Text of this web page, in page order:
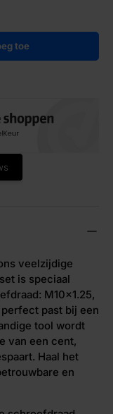
toe
veelzijdige
is speciaal
M10x1.25,
past bij een
tool wordt
van een cent,
Haal het
en